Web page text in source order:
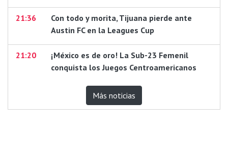
21:36
Con todo y morita, Tijuana pierde ante
Austin FC en la Leagues Cup
21:20
¡México es de oro! La Sub-23 Femenil
conquista los Juegos Centroamericanos
Más noticias